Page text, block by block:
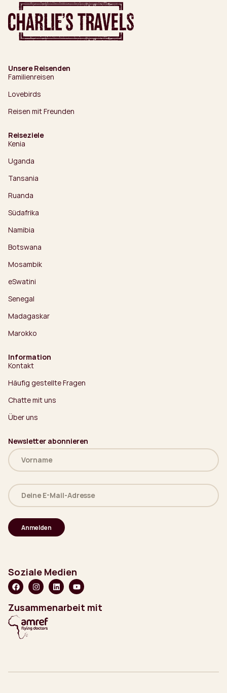
Unsere Reisenden
Familienreisen
Lovebirds
Reisen mit Freunden
Reiseziele
Kenia
Uganda
Tansania
Ruanda
Südafrika
Namibia
Botswana
Mosambik
eSwatini
Senegal
Madagaskar
Marokko
Information
Kontakt
Häufig gestellte Fragen
Chatte mit uns
Über uns
Newsletter abonnieren
Name
(erforderlich)
Deine
E-
Mail-
(erforderlich)
Soziale Medien
Zusammenarbeit mit